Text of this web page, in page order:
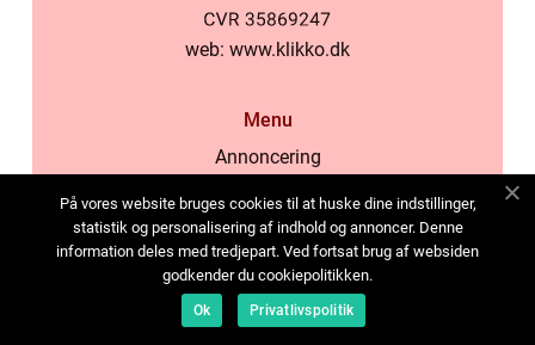
web: www.klikko.dk
Menu
Annoncering
Cookies
Kontakt os
Sitemap
På vores website bruges cookies til at huske dine indstillinger,
statistik og personalisering af indhold og annoncer. Denne
information deles med tredjepart. Ved fortsat brug af websiden
godkender du cookiepolitikken.
Ok Privatlivspolitik